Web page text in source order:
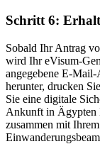
Schritt 6:
Sobald Ihr Antrag
wird Ihr eVisum-
angegebene E-Mail-
herunter, drucken
Sie eine digitale
Ankunft in Ägypten
zusammen mit